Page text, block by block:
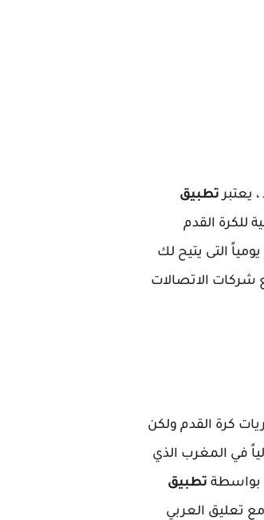
تطبيق
للكرة القدم
التى يتيح لك
أن تطبيق يدعم جميع شركات الاتصالات
كرة القدم ولكن
تطبيق حالياً في المغرب الذي
بواسطة تطبيق
تعليق العربي